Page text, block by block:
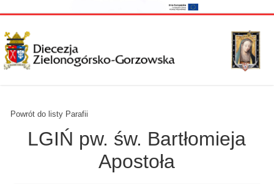
Powrót do listy Parafii
LGIŃ pw. św. Bartłomieja
Apostoła